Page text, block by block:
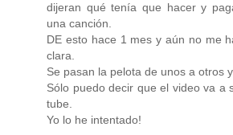
dijeran qué tenía que hacer y
una canción.
DE esto hace 1 mes y aún no me
clara.
Se pasan la pelota de unos a otros
Sólo puedo decir que el video va a
tube.
Yo lo he intentado!